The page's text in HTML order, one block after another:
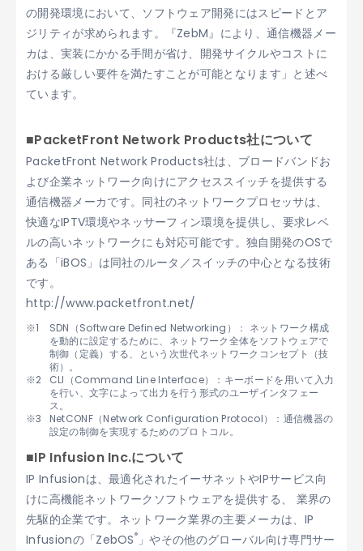
の開発環境において、ソフトウェア開発にはスピードとア
ジリティが求められます。『ZebM』により、通信機器メー
カは、実装にかかる手間が省け、開発サイクルやコストに
おける厳しい要件を満たすことが可能となります」と述べ
ています。
■PacketFront Network Products社について
PacketFront Network Products社は、ブロードバンドお
よび企業ネットワーク向けにアクセススイッチを提供する
通信機器メーカです。同社のネットワークプロセッサは、
快適なIPTV環境やネッサーフィン環境を提供し、要求レベ
ルの高いネットワークにも対応可能です。独自開発のOSで
ある「iBOS」は同社のルータ／スイッチの中心となる技術
です。
http://www.packetfront.net/
SDN（Software Defined Networking）： ネットワーク構成
を動的に設定するために、ネットワーク全体をソフトウェアで
制御（定義）する、という次世代ネットワークコンセプト（技
術）。
CLI（Command Line Interface）：キーボードを用いて入力
を行い、文字によって出力を行う形式のユーザインタフェー
ス。
NetCONF（Network Configuration Protocol）：通信機器の
設定の制御を実現するためのプロトコル。
■IP Infusion Inc.について
IP Infusionは、最適化されたイーサネットやIPサービス向
けに高機能ネットワークソフトウェアを提供する、 業界の
先駆的企業です。ネットワーク業界の主要メーカは、IP
Infusionの「ZebOS®」やその他のグローバル向け専門サー